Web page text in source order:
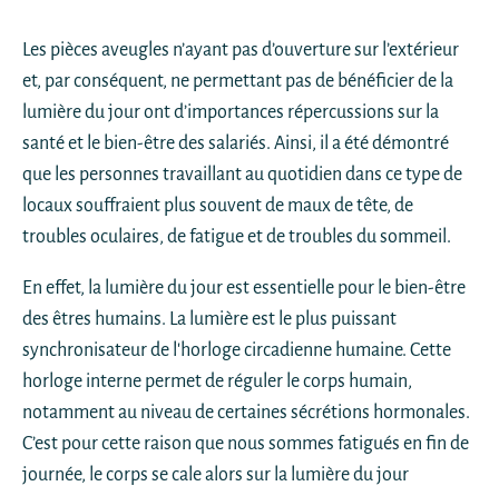
Les pièces aveugles n’ayant pas d’ouverture sur l’extérieur
et, par conséquent, ne permettant pas de bénéficier de la
lumière du jour ont d’importances répercussions sur la
santé et le bien-être des salariés. Ainsi, il a été démontré
que les personnes travaillant au quotidien dans ce type de
locaux souffraient plus souvent de maux de tête, de
troubles oculaires, de fatigue et de troubles du sommeil.
En effet, la lumière du jour est essentielle pour le bien-être
des êtres humains. La lumière est le plus puissant
synchronisateur de l'horloge circadienne humaine. Cette
horloge interne permet de réguler le corps humain,
notamment au niveau de certaines sécrétions hormonales.
C’est pour cette raison que nous sommes fatigués en fin de
journée, le corps se cale alors sur la lumière du jour